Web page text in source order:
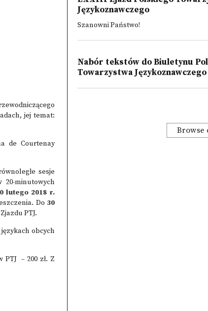
jej temat:
de Courtenay
sesje
20-minutowych
lutego 2018 r.
Do 30
PTJ.
obcych
PTJ – 200 zł. Z
Językoznawczego
Szanowni Państwo!
Nabór tekstów do Biuletynu
Towarzystwa Językoznawczego
Browse